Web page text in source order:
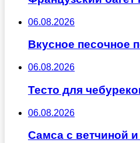
06.08.2026
Вкусное песочное
06.08.2026
Тесто для
06.08.2026
Самса с ветчиной